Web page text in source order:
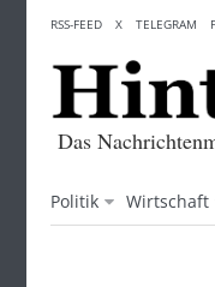
content
Das
Politik Wirtschaft
RSS-FEED X TELEGRAM